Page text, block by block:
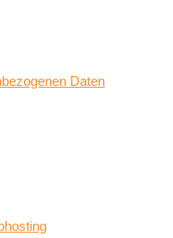
Daten